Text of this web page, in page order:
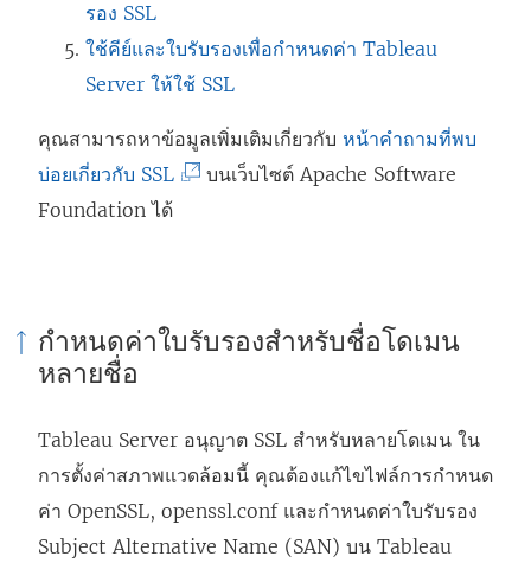
รอง SSL
ใช้คีย์และใบรับรองเพื่อกำหนดค่า Tableau
Server ให้ใช้ SSL
คุณสามารถหาข้อมูลเพิ่มเติมเกี่ยวกับ หน้าคำถามที่พบ
บ่อยเกี่ยวกับ SSL(
ะ
น
บนเว็บไซต์ Apache Software
Foundation ได้
กำหนดค่าใบรับรองสำหรับชื่อโดเมน
หลายชื่อ
Tableau Server อนุญาต SSL สำหรับหลายโดเมน ใน
การตั้งค่าสภาพแวดล้อมนี้ คุณต้องแก้ไขไฟล์การกำหนด
ค่า OpenSSL, openssl.conf และกำหนดค่าใบรับรอง
Subject Alternative Name (SAN) บน Tableau